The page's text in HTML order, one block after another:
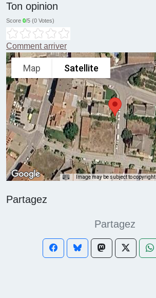
Ton opinion
Score 0/5 (0 Votes)
Comment arriver
Map Satellite
Image may be subject to copyright
Partagez
Partagez